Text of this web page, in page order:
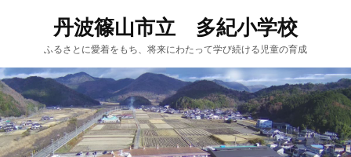
丹波篠山市立 多紀小学校
ふるさとに愛着をもち、将来にわたって学び続ける児童の育成